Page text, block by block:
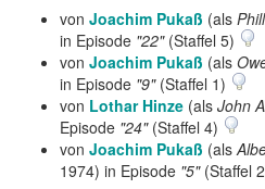
von Joachim Pukaß (als
in Episode "22"(Staffel 5)
von Joachim Pukaß (als
in Episode "9"(Staffel 1)
von Lothar Hinze (als John
Episode "24"(Staffel 4)
von Joachim Pukaß (als
1974) in Episode "5"(Staffel